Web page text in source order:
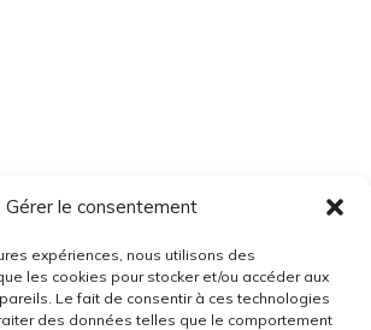
Gérer le consentement
expériences, nous utilisons des
les cookies pour stocker et/ou accéder aux
Le fait de consentir à ces technologies
des données telles que le comportement